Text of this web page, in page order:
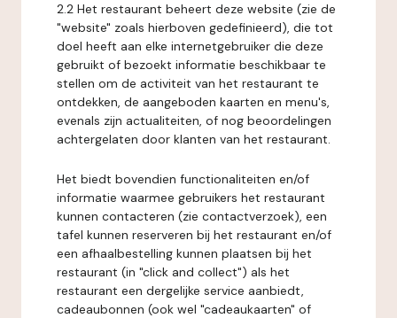
2.2 Het restaurant beheert deze website (zie de
"website" zoals hierboven gedefinieerd), die tot
doel heeft aan elke internetgebruiker die deze
gebruikt of bezoekt informatie beschikbaar te
stellen om de activiteit van het restaurant te
ontdekken, de aangeboden kaarten en menu's,
evenals zijn actualiteiten, of nog beoordelingen
achtergelaten door klanten van het restaurant.
Het biedt bovendien functionaliteiten en/of
informatie waarmee gebruikers het restaurant
kunnen contacteren (zie contactverzoek), een
tafel kunnen reserveren bij het restaurant en/of
een afhaalbestelling kunnen plaatsen bij het
restaurant (in "click and collect") als het
restaurant een dergelijke service aanbiedt,
cadeaubonnen (ook wel "cadeaukaarten" of